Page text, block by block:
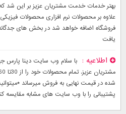
بهتر خدمات خدمت مشتریان عزیز بر این شد
علاوه بر محصولات نرم افزاری محصولات فیزیکی
فروشگاه اضافه خواهد شد در بخش های
یافت
اطلاعیه
با سلام وب سایت دینا پارس
شده در قیمت نهایی به فروش میرساند
پشتیبانی را با وب سایت های مشابه مقایسه